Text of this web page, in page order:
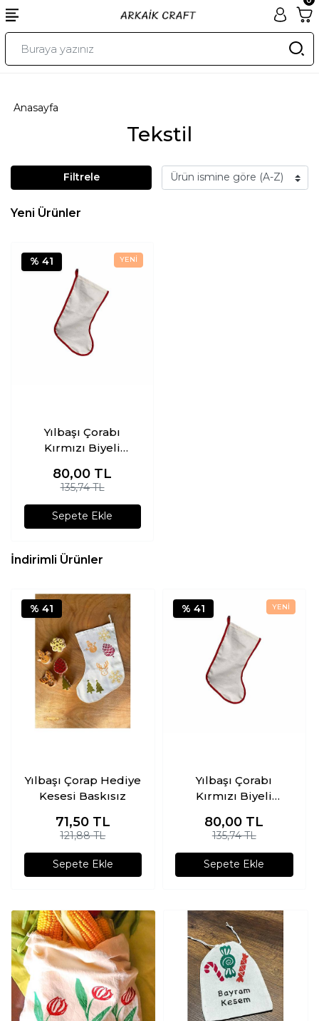
Tekstil
Anasayfa
Filtrele
Yeni Ürünler
% 41
Yılbaşı Çorabı
Kırmızı Biyeli
Baskısız
80,00 TL
135,74 TL
Sepete Ekle
İndirimli Ürünler
% 41
Yılbaşı Çorap Hediye
Kesesi Baskısız
71,50 TL
121,88 TL
Sepete Ekle
% 41
Yılbaşı Çorabı
Kırmızı Biyeli
Baskısız
80,00 TL
135,74 TL
Sepete Ekle